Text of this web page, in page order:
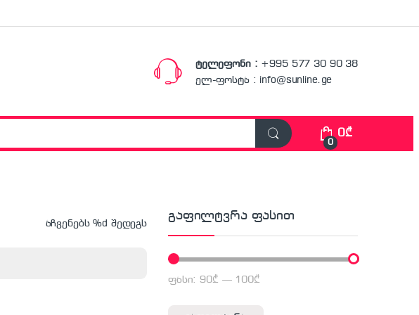
ტელეფონი : +995 577 30 90 38
ელ-ფოსტა : info@sunline.ge
0
0₾
აჩვენებს %d შედეგს
გაფილტვრა ფასით
მინიმალური ფასი
მაქსიმალური ფასი
ფასი: 90₾ — 100₾